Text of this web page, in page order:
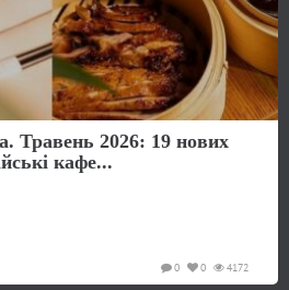
Травень 2026: 19 нових
кафе...
4172
0
0